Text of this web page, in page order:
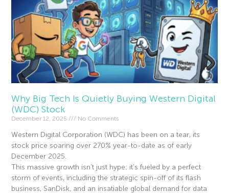
Why Big Tech Is Quietly Buying Western Digital
(WDC) Stock
December 12, 2025 No Comments
Western Digital Corporation (WDC) has been on a tear, its
stock price soaring over 270% year-to-date as of early
December 2025.
This massive growth isn’t just hype; it’s fueled by a perfect
storm of events, including the strategic spin-off of its flash
business, SanDisk, and an insatiable global demand for data